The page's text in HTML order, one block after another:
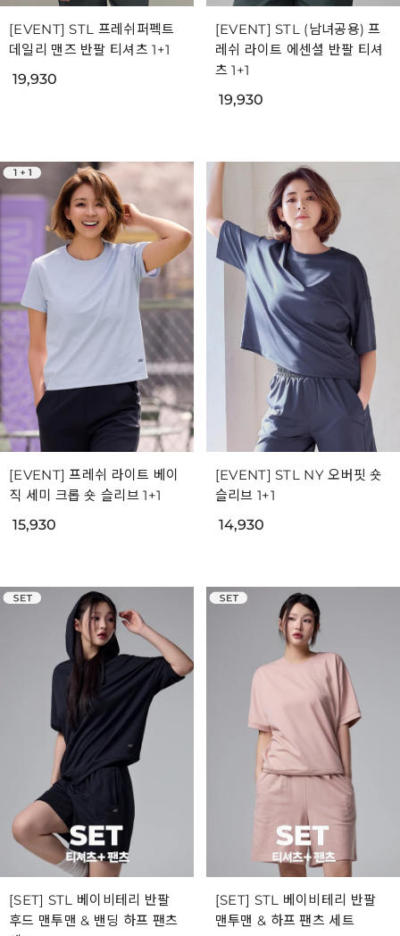
[EVENT] STL 프레쉬퍼펙트
데일리 맨즈 반팔 티셔츠 1+1
19,930
[EVENT] STL (남녀공용) 프
레쉬 라이트 에센셜 반팔 티셔
츠 1+1
19,930
[EVENT] 프레쉬 라이트 베이
직 세미 크롭 숏 슬리브 1+1
15,930
[EVENT] STL NY 오버핏 숏
슬리브 1+1
14,930
[SET] STL 베이비테리 반팔
후드 맨투맨 & 밴딩 하프 팬츠
[SET] STL 베이비테리 반팔
맨투맨 & 하프 팬츠 세트